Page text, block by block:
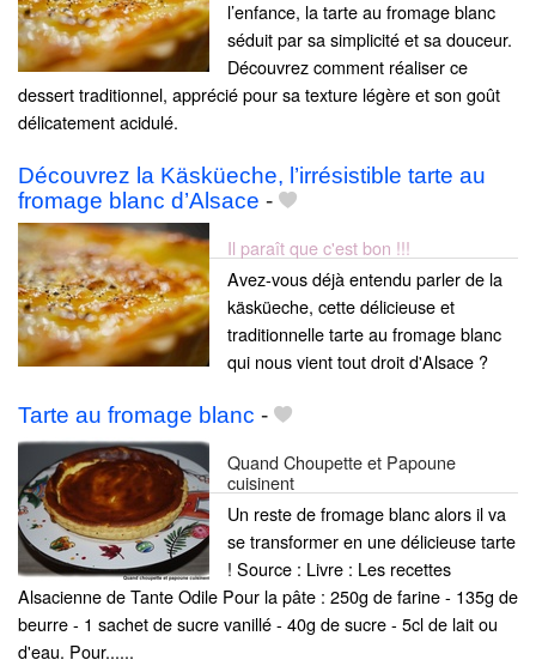
l’enfance, la tarte au fromage blanc
séduit par sa simplicité et sa douceur.
Découvrez comment réaliser ce
dessert traditionnel, apprécié pour sa texture légère et son goût
délicatement acidulé.
Découvrez la Käsküeche, l’irrésistible tarte au
fromage blanc d’Alsace -
Il paraît que c'est bon !!!
Avez-vous déjà entendu parler de la
käsküeche, cette délicieuse et
traditionnelle tarte au fromage blanc
qui nous vient tout droit d'Alsace ?
Tarte au fromage blanc -
Quand Choupette et Papoune
cuisinent
Un reste de fromage blanc alors il va
se transformer en une délicieuse tarte
! Source : Livre : Les recettes
Alsacienne de Tante Odile Pour la pâte : 250g de farine - 135g de
beurre - 1 sachet de sucre vanillé - 40g de sucre - 5cl de lait ou
d'eau. Pour......